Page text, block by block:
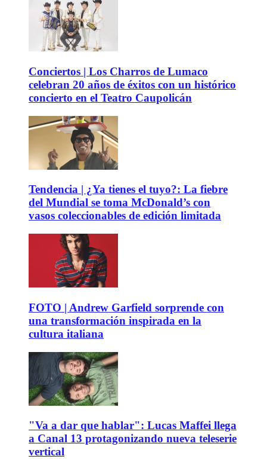
Conciertos | Los Charros de Lumaco
celebran 20 años de éxitos con un histórico
concierto en el Teatro Caupolicán
Tendencia | ¿Ya tienes el tuyo?: La fiebre
del Mundial se toma McDonald’s con
vasos coleccionables de edición limitada
FOTO | Andrew Garfield sorprende con
una transformación inspirada en la
cultura italiana
"Va a dar que hablar": Lucas Maffei llega
a Canal 13 protagonizando nueva teleserie
vertical